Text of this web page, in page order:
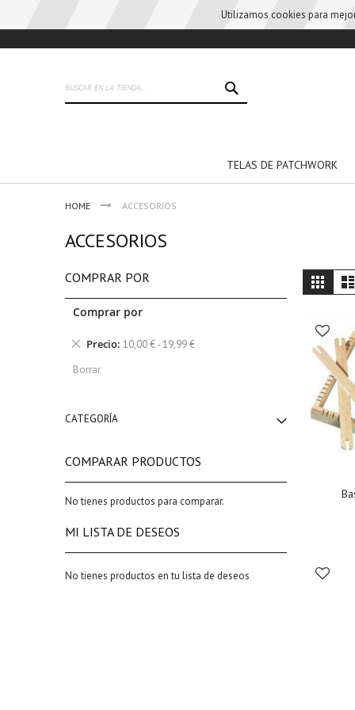
Utilizamos cookies para
to
TELAS DE PATCHWORK
HOME ACCESORIOS
ACCESORIOS
View
as
Grid
COMPRAR POR
Comprar por
Precio 10,00 € - 19,99 €
Remove
Item
Borrar
CATEGORÍA
COMPARAR PRODUCTOS
No tienes productos para comparar.
MI LISTA DE DESEOS
No tienes productos en tu lista de deseos